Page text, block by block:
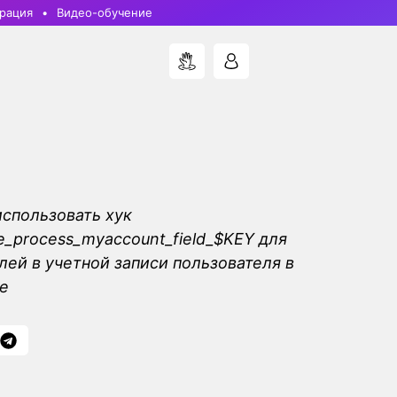
Видео-обучение
хук
для
в учетной записи пользователя в